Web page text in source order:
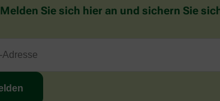
Melden Sie sich hier an und sichern Sie